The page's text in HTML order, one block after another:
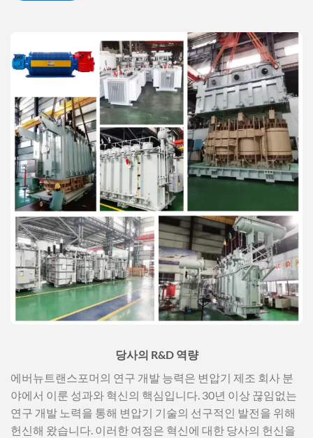
당사의 R&D 역량
에버뉴트랜스포머의 연구 개발 능력은 변압기 제조 회사 분
야에서 이룬 성과와 혁신의 핵심입니다. 30년 이상 끊임없는
연구 개발 노력을 통해 변압기 기술의 선구적인 발전을 위해
헌신해 왔습니다. 이러한 여정은 혁신에 대한 당사의 헌신을